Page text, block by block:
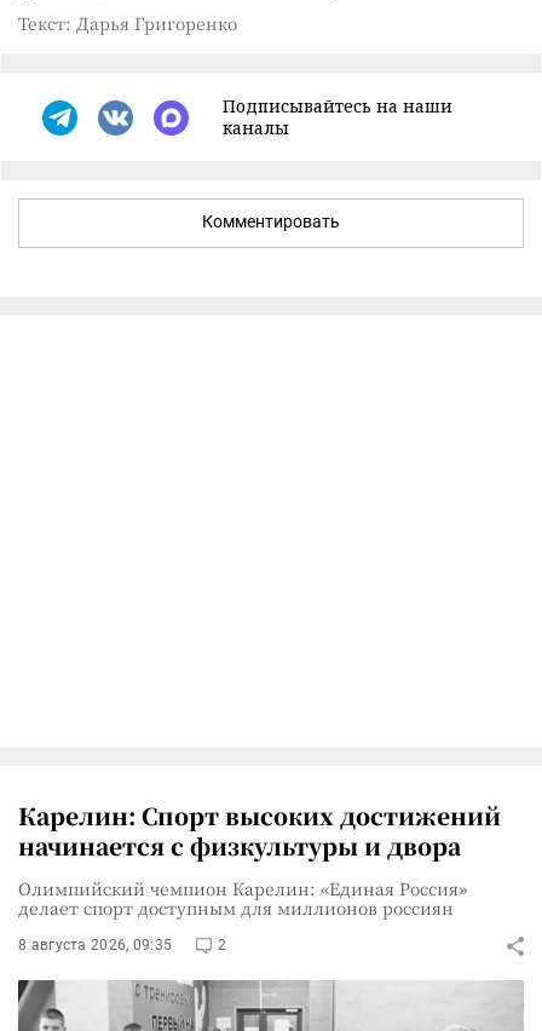
Текст: Дарья Григоренко
Подписывайтесь на наши
каналы
Комментировать
Карелин: Спорт высоких достижений
начинается с физкультуры и двора
Олимпийский чемпион Карелин: «Единая Россия»
делает спорт доступным для миллионов россиян
8 августа 2026, 09:35 2